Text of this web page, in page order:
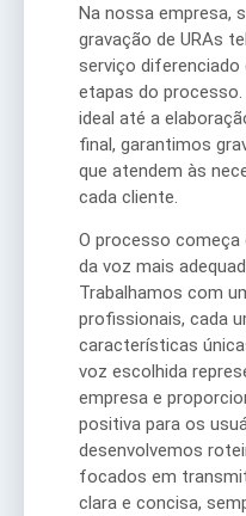
Na nossa empresa,
gravação de URAs
serviço diferenciado
etapas do processo.
ideal até a
final, garantimos
que atendem às
cada cliente.
O processo
da voz mais
Trabalhamos com
profissionais, cada
características
voz escolhida
empresa e
positiva para os
desenvolvemos
focados em
clara e concisa,